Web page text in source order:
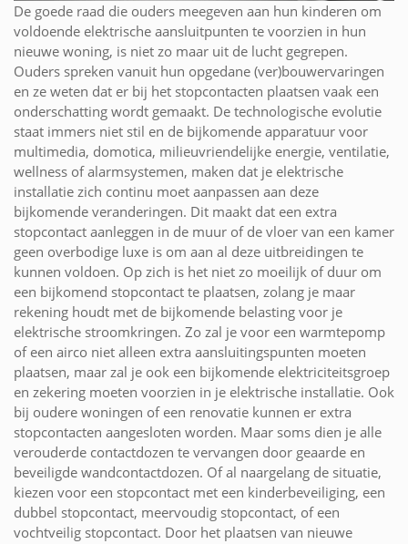
De goede raad die ouders meegeven aan hun kinderen om
voldoende elektrische aansluitpunten te voorzien in hun
nieuwe woning, is niet zo maar uit de lucht gegrepen.
Ouders spreken vanuit hun opgedane (ver)bouwervaringen
en ze weten dat er bij het stopcontacten plaatsen vaak een
onderschatting wordt gemaakt. De technologische evolutie
staat immers niet stil en de bijkomende apparatuur voor
multimedia, domotica, milieuvriendelijke energie, ventilatie,
wellness of alarmsystemen, maken dat je elektrische
installatie zich continu moet aanpassen aan deze
bijkomende veranderingen. Dit maakt dat een extra
stopcontact aanleggen in de muur of de vloer van een kamer
geen overbodige luxe is om aan al deze uitbreidingen te
kunnen voldoen. Op zich is het niet zo moeilijk of duur om
een bijkomend stopcontact te plaatsen, zolang je maar
rekening houdt met de bijkomende belasting voor je
elektrische stroomkringen. Zo zal je voor een warmtepomp
of een airco niet alleen extra aansluitingspunten moeten
plaatsen, maar zal je ook een bijkomende elektriciteitsgroep
en zekering moeten voorzien in je elektrische installatie. Ook
bij oudere woningen of een renovatie kunnen er extra
stopcontacten aangesloten worden. Maar soms dien je alle
verouderde contactdozen te vervangen door geaarde en
beveiligde wandcontactdozen. Of al naargelang de situatie,
kiezen voor een stopcontact met een kinderbeveiliging, een
dubbel stopcontact, meervoudig stopcontact, of een
vochtveilig stopcontact. Door het plaatsen van nieuwe